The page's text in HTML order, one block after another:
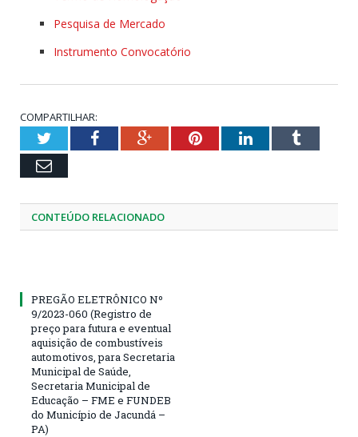
Pesquisa de Mercado
Instrumento Convocatório
COMPARTILHAR:
TwitterFacebookGoogle+PinterestLinkedInTumblr
Email
CONTEÚDO RELACIONADO
PREGÃO ELETRÔNICO Nº
9/2023-060 (Registro de
preço para futura e eventual
aquisição de combustíveis
automotivos, para Secretaria
Municipal de Saúde,
Secretaria Municipal de
Educação – FME e FUNDEB
do Município de Jacundá –
PA)